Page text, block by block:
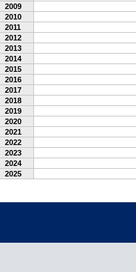
2009
2010
2011
2012
2013
2014
2015
2016
2017
2018
2019
2020
2021
2022
2023
2024
2025